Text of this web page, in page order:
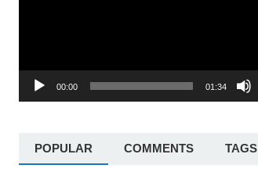
00:00 01:34
POPULAR COMMENTS TAGS